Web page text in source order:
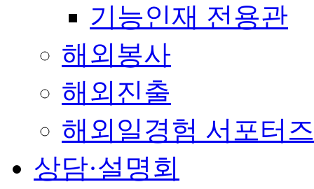
기능인재 전용관
해외봉사
해외진출
해외일경험 서포터
상담·설명회